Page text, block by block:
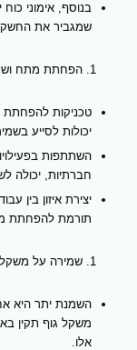
בנוסף, אימוני
שמגביר את החשק
הפחתת מתח
טכניקות להפחתת
יכולות לסייע
השתתפות
חברתיות, יכולה
יצירת איזון בין
תורמת להפחתת
שמירה על משקל
השמנת יתר היא
משקל גוף תקין
אלו.